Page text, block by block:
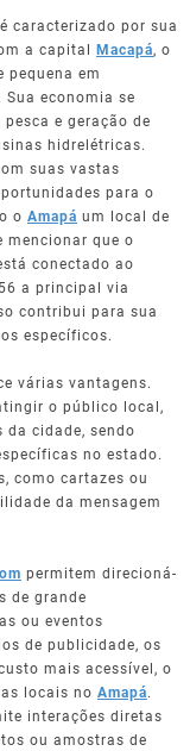
caracterizado por sua
a capital
Macapá, o
em
economia se
e geração de
hidrelétricas.
suas vastas
para o
o Amapá um local de
mencionar que o
conectado ao
a principal via
contribui para sua
específicos.
várias vantagens.
o público local,
da cidade, sendo
no estado.
como cartazes ou
da mensagem
permitem direcioná-
de grande
ou eventos
de publicidade, os
mais acessível, o
locais no Amapá.
interações diretas
ou amostras de